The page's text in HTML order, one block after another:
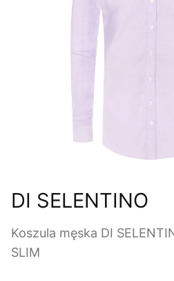
DI SELENTINO
Koszula męska DI
SLIM